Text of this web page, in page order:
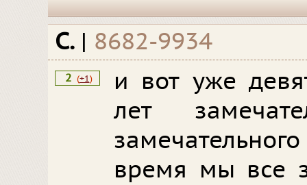
С. | 8682-9934
2 (+1)
и вот уже
лет
время мы все